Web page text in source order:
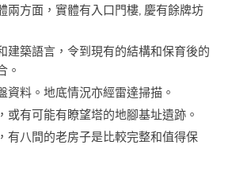
兩方面，實體有入口門樓, 慶有餘牌坊
建築語言，令到現有的結構和保育後的
。
資料。地底情況亦經雷達掃描。
或有可能有瞭望塔的地腳基址遺跡。
有八間的老房子是比較完整和值得保